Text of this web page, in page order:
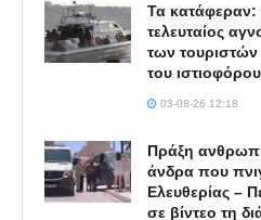
Τα κατάφεραν:
τελευταίος
των
του
03-08-26 12:18
Πράξη
άνδρα που
Ελευθερίας –
σε βίντεο τη